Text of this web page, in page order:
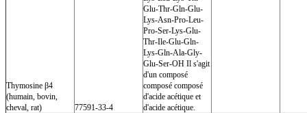
Thymosine β4
(humain, bovin,
cheval, rat)
77591-33-4
Glu-Thr-Gln-Glu-
Lys-Asn-Pro-Leu-
Pro-Ser-Lys-Glu-
Thr-Ile-Glu-Gln-
Lys-Gln-Ala-Gly-
Glu-Ser-OH Il s'agit
d'un composé
composé composé
d'acide acétique et
d'acide acétique.